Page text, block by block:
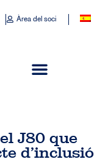
Àrea del soci
J80 que
d’inclusió